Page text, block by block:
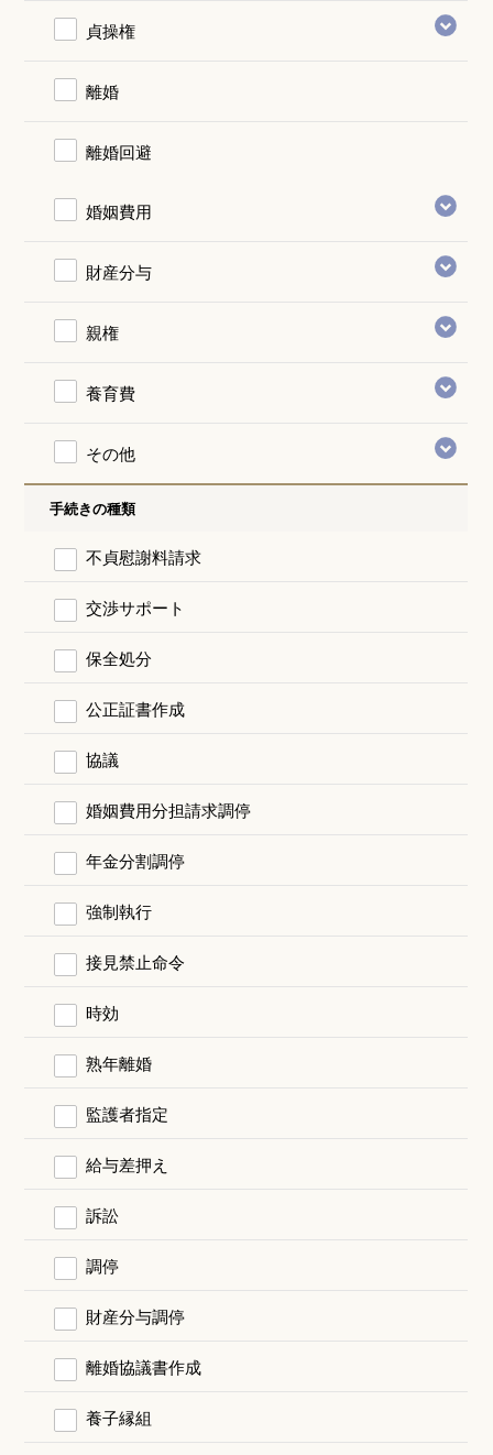
貞操権
離婚
離婚回避
婚姻費用
財産分与
親権
養育費
その他
手続きの種類
不貞慰謝料請求
交渉サポート
保全処分
公正証書作成
協議
婚姻費用分担請求調停
年金分割調停
強制執行
接見禁止命令
時効
熟年離婚
監護者指定
給与差押え
訴訟
調停
財産分与調停
離婚協議書作成
養子縁組